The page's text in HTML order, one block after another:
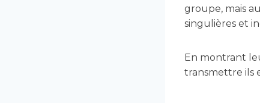
groupe, mais
singulières et
En montrant
transmettre ils